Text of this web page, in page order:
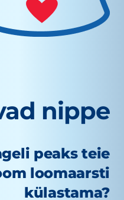
nippe
peaks teie
loomaarsti
külastama?